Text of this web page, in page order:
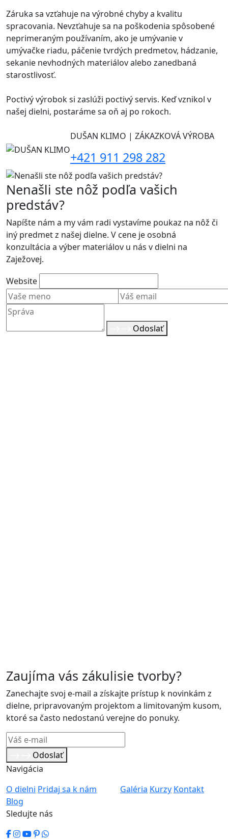
Záruka sa vzťahuje na výrobné chyby a kvalitu
spracovania. Nevzťahuje sa na poškodenia spôsobené
neprimeraným používaním, ako je umývanie v
umývačke riadu, páčenie tvrdých predmetov, hádzanie,
sekanie nevhodných materiálov alebo zanedbaná
starostlivosť.
Poctivý výrobok si zaslúži poctivý servis. Keď vznikol v
našej dielni, postaráme sa oň aj po rokoch.
DUŠAN KLIMO | ZÁKAZKOVÁ VÝROBA
+421 911 298 282
Nenašli ste nôž podľa vašich
predstáv?
Napíšte nám a my vám radi vystavíme poukaz na nôž či
iný predmet z našej dielne. V cene je osobná
konzultácia a výber materiálov u nás v dielni na
Zaježovej.
Website
Odoslať
Zaujíma vás zákulisie tvorby?
Zanechajte svoj e-mail a získajte prístup k novinkám z
dielne, pripravovaným projektom a limitovaným kusom,
ktoré sa často nedostanú verejne do ponuky.
Odoslať
Navigácia
O dielni Pridaj sa k nám
Blog
Galéria Kurzy Kontakt
Sledujte nás